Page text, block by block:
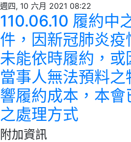
週四, 10 六月 2021 08:22
110.06.10 履約中
件，因新冠肺炎疫
未能依時履約，
當事人無法預料
響履約成本，本
之處理方式
附加資訊